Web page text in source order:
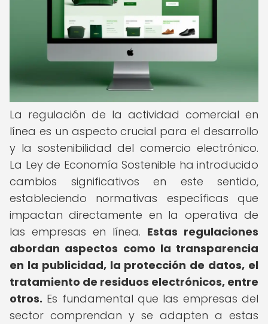
La regulación de la actividad comercial en
línea es un aspecto crucial para el desarrollo
y la sostenibilidad del comercio electrónico.
La Ley de Economía Sostenible ha introducido
cambios significativos en este sentido,
estableciendo normativas específicas que
impactan directamente en la operativa de
las empresas en línea. Estas regulaciones
abordan aspectos como la transparencia
en la publicidad, la protección de datos, el
tratamiento de residuos electrónicos, entre
otros. Es fundamental que las empresas del
sector comprendan y se adapten a estas